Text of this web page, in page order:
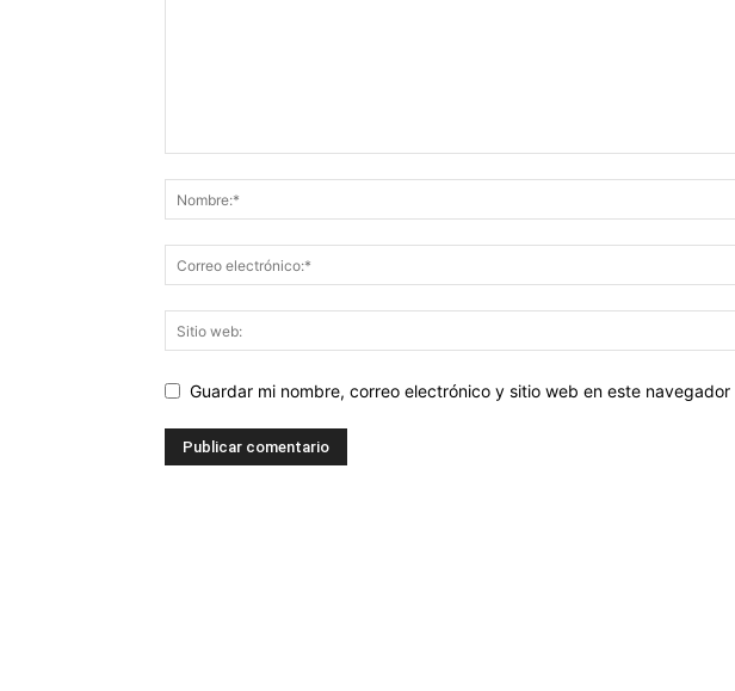
Guardar mi nombre, correo electrónico y sitio web en este